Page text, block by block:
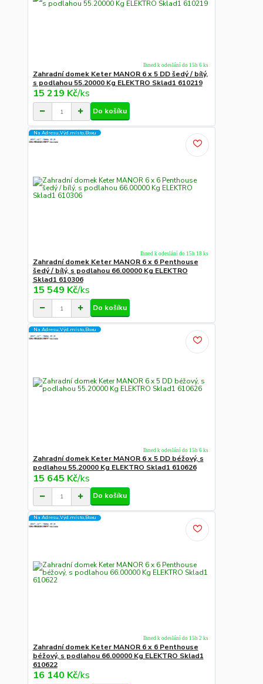
Zahradní domek Keter MANOR 6 x 5 DD šedý / bílý,
s podlahou 55.20000 Kg ELEKTRO Sklad1 610219
15 219 Kč/ks
Ihned k odeslání do 15h 6 ks
Do košíku
Na Adresu,Výd.místo,Boxu
Zahradní domek Keter MANOR 6 x 6 Penthouse
šedý / bílý, s podlahou 66.00000 Kg ELEKTRO
Sklad1 610306
15 549 Kč/ks
Ihned k odeslání do 15h 18 ks
Do košíku
Na Adresu,Výd.místo,Boxu
Zahradní domek Keter MANOR 6 x 5 DD béžový, s
podlahou 55.20000 Kg ELEKTRO Sklad1 610626
15 645 Kč/ks
Ihned k odeslání do 15h 6 ks
Do košíku
Na Adresu,Výd.místo,Boxu
Zahradní domek Keter MANOR 6 x 6 Penthouse
béžový, s podlahou 66.00000 Kg ELEKTRO Sklad1
610622
16 140 Kč/ks
Ihned k odeslání do 15h 2 ks